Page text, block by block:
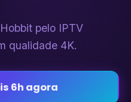
pelo IPTV
qualidade 4K.
6h agora